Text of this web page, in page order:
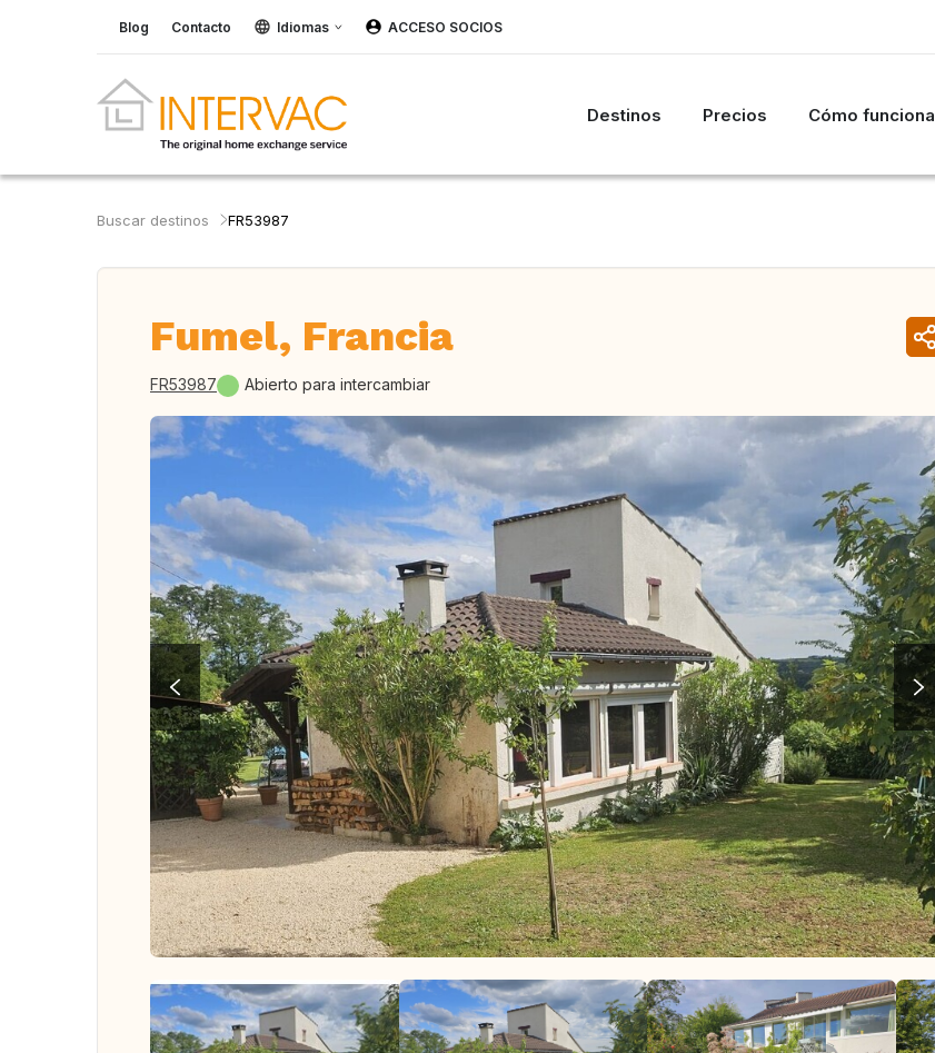
Blog Contacto Idiomas ACCESO SOCIOS
Destinos Precios Cómo funciona
Buscar destinos FR53987
Fumel, Francia
FR53987 Abierto para intercambiar